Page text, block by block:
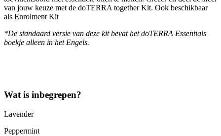
van jouw keuze met de doTERRA together Kit. Ook beschikbaar
als Enrolment Kit
*De standaard versie van deze kit bevat het doTERRA Essentials
boekje alleen in het Engels.
Wat is inbegrepen?
Lavender
Peppermint